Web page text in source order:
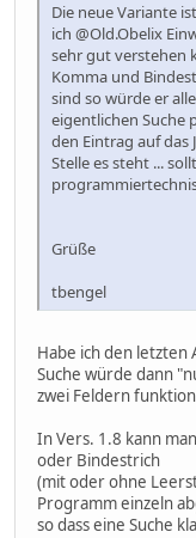
Die neue Variante
ich @Old.Obelix
sehr gut verstehen
Komma und
sind so würde er
eigentlichen Suche
den Eintrag auf das
Stelle es steht ...
Grüße
tbengel
Habe ich den
Suche würde dann
zwei Feldern
In Vers. 1.8 kann
oder Bindestrich
(mit oder ohne
Programm einzeln
so dass eine Suche